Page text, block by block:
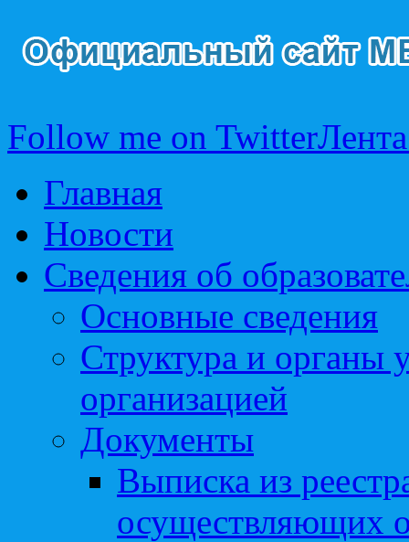
Follow me on Twitter
Главная
Новости
Сведения об
Основные сведения
Структура и органы
организацией
Документы
Выписка из
осуществляющих